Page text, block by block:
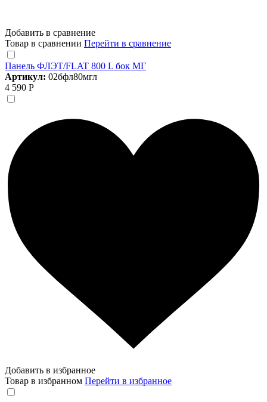
Добавить в сравнение
Товар в сравнении Перейти в сравнение
Панель ФЛЭТ/FLAT 800 L бок МГ
Артикул: 02бфл80мгл
4 590 Р
Добавить в избранное
Товар в избранном Перейти в избранное